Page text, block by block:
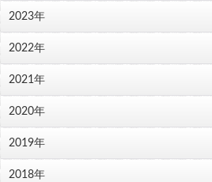
2023年
2022年
2021年
2020年
2019年
2018年